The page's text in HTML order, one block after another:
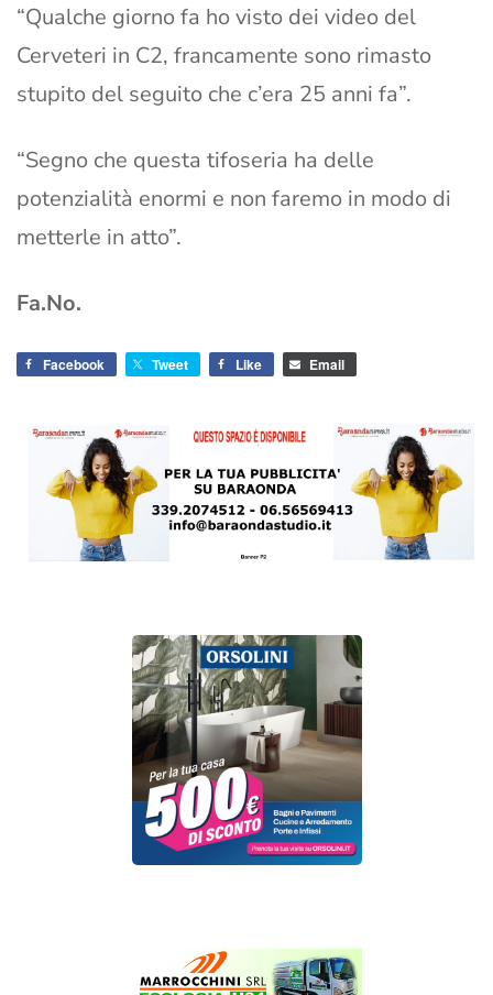
“Qualche giorno fa ho visto dei video del
Cerveteri in C2, francamente sono rimasto
stupito del seguito che c’era 25 anni fa”.
“Segno che questa tifoseria ha delle
potenzialità enormi e non faremo in modo di
metterle in atto”.
Fa.No.
Facebook Tweet Like Email